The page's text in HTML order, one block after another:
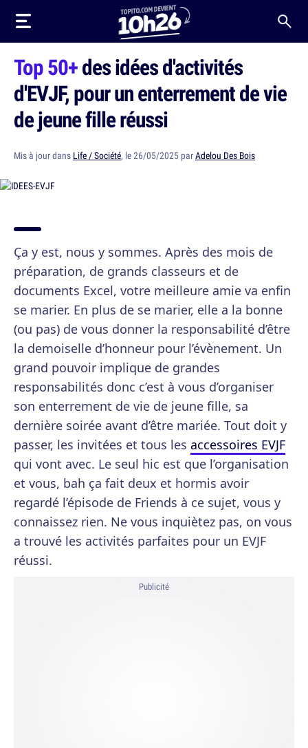
Top 50+des idées d'activités
d'EVJF, pour un enterrement de vie
de jeune fille réussi
Mis à jour dans Life / Société, le 26/05/2025 parAdelou Des Bois
Ça y est, nous y sommes. Après des mois de
préparation, de grands classeurs et de
documents Excel, votre meilleure amie va enfin
se marier. En plus de se marier, elle a la bonne
(ou pas) de vous donner la responsabilité d’être
la demoiselle d’honneur pour l’évènement. Un
grand pouvoir implique de grandes
responsabilités donc c’est à vous d’organiser
son enterrement de vie de jeune fille, sa
dernière soirée avant d’être mariée. Tout doit y
passer, les invitées et tous les accessoires EVJF
qui vont avec. Le seul hic est que l’organisation
et vous, bah ça fait deux et hormis avoir
regardé l’épisode de Friends à ce sujet, vous y
connaissez rien. Ne vous inquiètez pas, on vous
a trouvé les activités parfaites pour un EVJF
réussi.
Publicité